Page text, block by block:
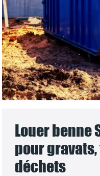
Louer benne
pour
déchets